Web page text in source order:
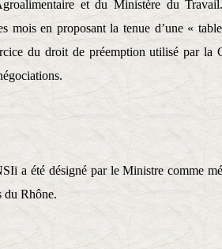
et du Ministère du
mois en proposant la tenue d’une «
du droit de préemption utilisé par
a été désigné par le Ministre comme
du Rhône.